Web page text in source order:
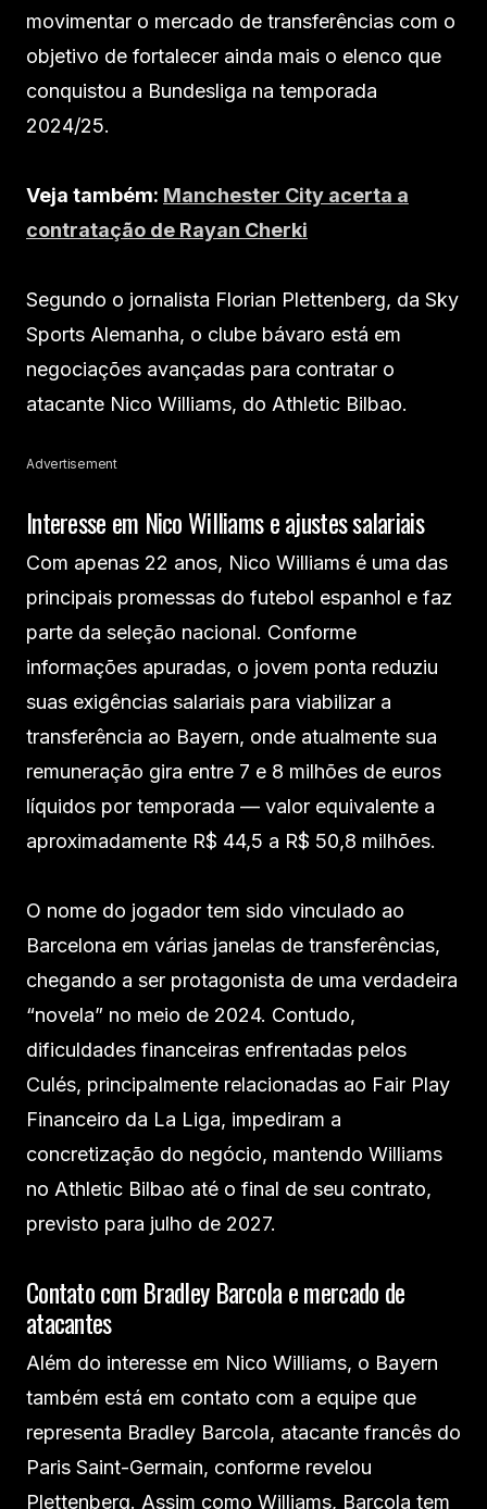
movimentar o mercado de transferências com o
objetivo de fortalecer ainda mais o elenco que
conquistou a Bundesliga na temporada
2024/25.
Veja também: Manchester City acerta a
contratação de Rayan Cherki
Segundo o jornalista Florian Plettenberg, da Sky
Sports Alemanha, o clube bávaro está em
negociações avançadas para contratar o
atacante Nico Williams, do Athletic Bilbao.
Advertisement
Interesse em Nico Williams e ajustes salariais
Com apenas 22 anos, Nico Williams é uma das
principais promessas do futebol espanhol e faz
parte da seleção nacional. Conforme
informações apuradas, o jovem ponta reduziu
suas exigências salariais para viabilizar a
transferência ao Bayern, onde atualmente sua
remuneração gira entre 7 e 8 milhões de euros
líquidos por temporada — valor equivalente a
aproximadamente R$ 44,5 a R$ 50,8 milhões.
O nome do jogador tem sido vinculado ao
Barcelona em várias janelas de transferências,
chegando a ser protagonista de uma verdadeira
“novela” no meio de 2024. Contudo,
dificuldades financeiras enfrentadas pelos
Culés, principalmente relacionadas ao Fair Play
Financeiro da La Liga, impediram a
concretização do negócio, mantendo Williams
no Athletic Bilbao até o final de seu contrato,
previsto para julho de 2027.
Contato com Bradley Barcola e mercado de
atacantes
Além do interesse em Nico Williams, o Bayern
também está em contato com a equipe que
representa Bradley Barcola, atacante francês do
Paris Saint-Germain, conforme revelou
Plettenberg. Assim como Williams, Barcola tem